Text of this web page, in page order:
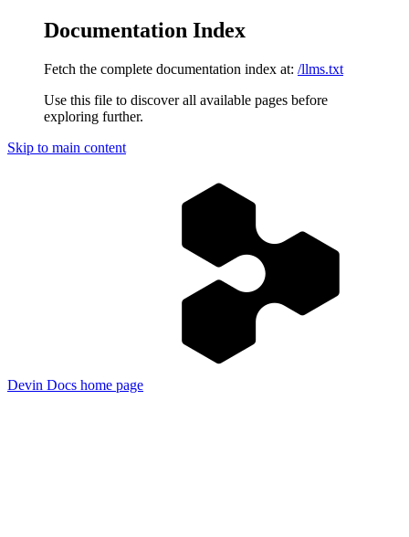
Documentation Index
Fetch the complete documentation index at: /llms.txt
Use this file to discover all available pages before
exploring further.
Skip to main content
Devin Docs home page